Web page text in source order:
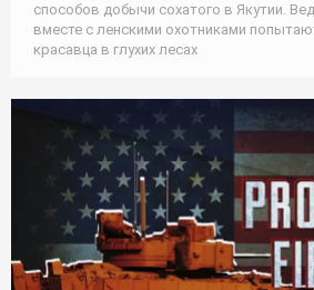
способов добычи сохатого в Якутии.
вместе с ленскими охотниками
красавца в глухих лесах